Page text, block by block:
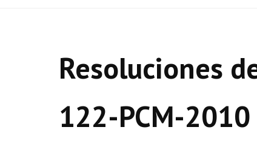
Resoluciones
122-PCM-2010